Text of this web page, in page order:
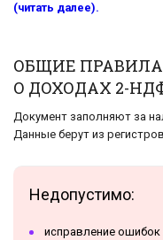
(читать далее).
ОБЩИЕ
О ДОХОДАХ 2-
Документ заполняют за
Данные берут из
Недопустимо:
исправление